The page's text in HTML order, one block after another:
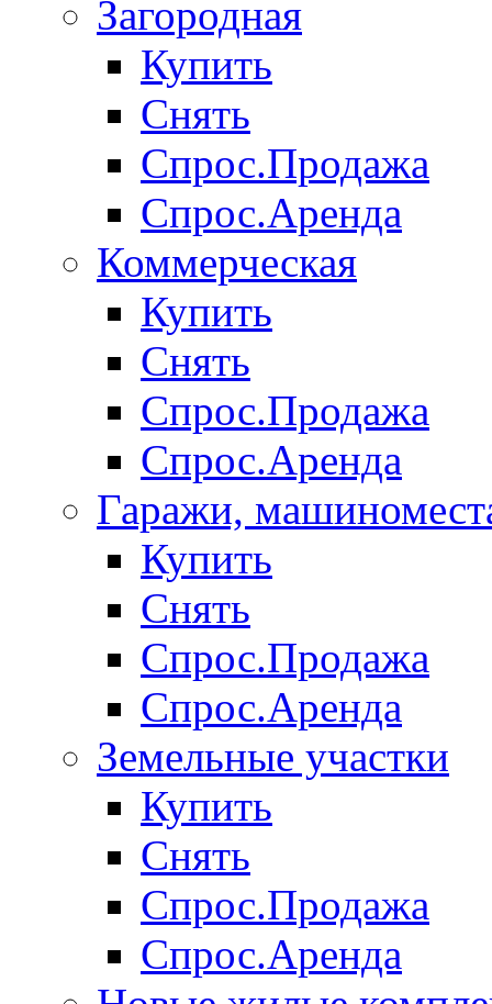
Загородная
Купить
Снять
Спрос.Продажа
Спрос.Аренда
Коммерческая
Купить
Снять
Спрос.Продажа
Спрос.Аренда
Гаражи,
Купить
Снять
Спрос.Продажа
Спрос.Аренда
Земельные участки
Купить
Снять
Спрос.Продажа
Спрос.Аренда